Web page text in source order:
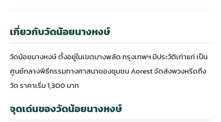
เกี่ยวกับวัดน้อยนางหงษ์
วัดน้อยนางหงษ์ ตั้งอยู่ในเขตบางพลัด กรุงเทพฯ มีประวัติเก่าแก่ เป็น
ศูนย์กลางพิธีกรรมทางศาสนาของชุมชน Aorest จัดส่งพวงหรีดถึง
วัด ราคาเริ่ม 1,300 บาท
จุดเด่นของวัดน้อยนางหงษ์